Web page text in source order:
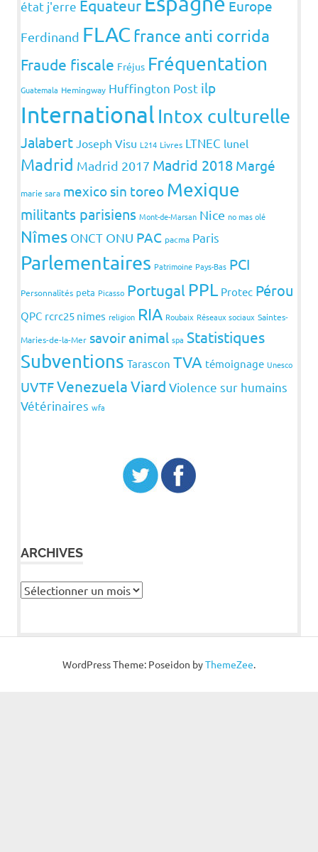
état j'erre Equateur Europe
Ferdinand FLAC france anti corrida
Fraude fiscale Fréjus Fréquentation
Guatemala Hemingway Huffington Post ilp
International Intox culturelle
Jalabert Joseph Visu L214 Livres LTNEC lunel
Madrid Madrid 2017 Madrid 2018 Margé
marie sara mexico sin toreo Mexique
militants parisiens Mont-de-Marsan Nice no mas olé
Nîmes ONCT ONU PAC pacma Paris
Parlementaires Patrimoine Pays-Bas PCI
Personnalités peta Picasso Portugal PPL Protec Pérou
QPC rcrc25 nimes religion RIA Roubaix Réseaux sociaux Saintes-
Maries-de-la-Mer savoir animal spa Statistiques
Subventions Tarascon TVA témoignage Unesco
UVTFVenezuelaViard Violence sur humains
Vétérinaires wfa
ARCHIVES
Archives
WordPress Theme: Poseidon byThemeZee.